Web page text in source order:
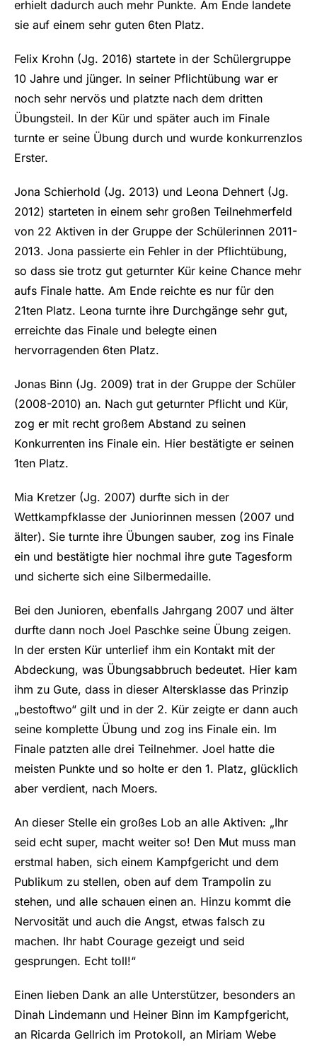
erhielt dadurch auch mehr Punkte. Am Ende landete
sie auf einem sehr guten 6ten Platz.
Felix Krohn (Jg. 2016) startete in der Schülergruppe
10 Jahre und jünger. In seiner Pflichtübung war er
noch sehr nervös und platzte nach dem dritten
Übungsteil. In der Kür und später auch im Finale
turnte er seine Übung durch und wurde konkurrenzlos
Erster.
Jona Schierhold (Jg. 2013) und Leona Dehnert (Jg.
2012) starteten in einem sehr großen Teilnehmerfeld
von 22 Aktiven in der Gruppe der Schülerinnen 2011-
2013. Jona passierte ein Fehler in der Pflichtübung,
so dass sie trotz gut geturnter Kür keine Chance mehr
aufs Finale hatte. Am Ende reichte es nur für den
21ten Platz. Leona turnte ihre Durchgänge sehr gut,
erreichte das Finale und belegte einen
hervorragenden 6ten Platz.
Jonas Binn (Jg. 2009) trat in der Gruppe der Schüler
(2008-2010) an. Nach gut geturnter Pflicht und Kür,
zog er mit recht großem Abstand zu seinen
Konkurrenten ins Finale ein. Hier bestätigte er seinen
1ten Platz.
Mia Kretzer (Jg. 2007) durfte sich in der
Wettkampfklasse der Juniorinnen messen (2007 und
älter). Sie turnte ihre Übungen sauber, zog ins Finale
ein und bestätigte hier nochmal ihre gute Tagesform
und sicherte sich eine Silbermedaille.
Bei den Junioren, ebenfalls Jahrgang 2007 und älter
durfte dann noch Joel Paschke seine Übung zeigen.
In der ersten Kür unterlief ihm ein Kontakt mit der
Abdeckung, was Übungsabbruch bedeutet. Hier kam
ihm zu Gute, dass in dieser Altersklasse das Prinzip
„bestoftwo“ gilt und in der 2. Kür zeigte er dann auch
seine komplette Übung und zog ins Finale ein. Im
Finale patzten alle drei Teilnehmer. Joel hatte die
meisten Punkte und so holte er den 1. Platz, glücklich
aber verdient, nach Moers.
An dieser Stelle ein großes Lob an alle Aktiven: „Ihr
seid echt super, macht weiter so! Den Mut muss man
erstmal haben, sich einem Kampfgericht und dem
Publikum zu stellen, oben auf dem Trampolin zu
stehen, und alle schauen einen an. Hinzu kommt die
Nervosität und auch die Angst, etwas falsch zu
machen. Ihr habt Courage gezeigt und seid
gesprungen. Echt toll!“
Einen lieben Dank an alle Unterstützer, besonders an
Dinah Lindemann und Heiner Binn im Kampfgericht,
an Ricarda Gellrich im Protokoll, an Miriam Webe